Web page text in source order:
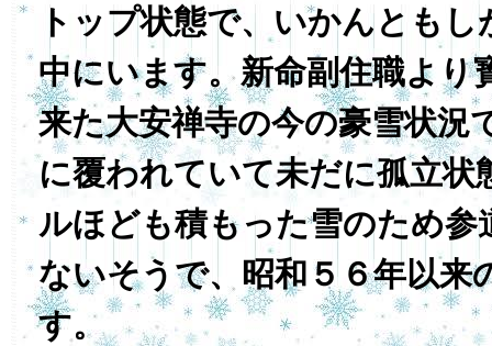
トップ状態で、いかんとも
中にいます。新命副住職より
来た大安禅寺の今の豪雪状況
に覆われていて未だに孤立状
ルほども積もった雪のため参
ないそうで、昭和５６年以来
す。